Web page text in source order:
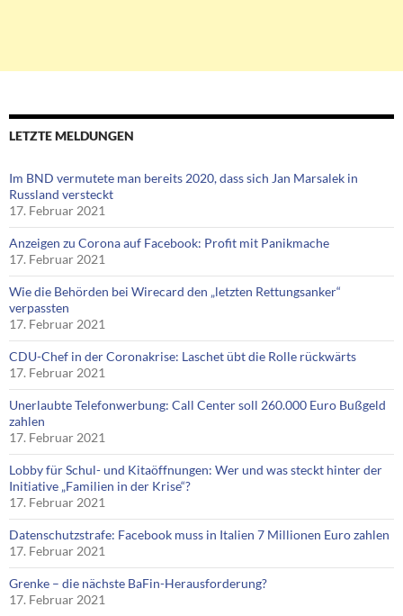
LETZTE MELDUNGEN
Im BND vermutete man bereits 2020, dass sich Jan Marsalek in
Russland versteckt
17. Februar 2021
Anzeigen zu Corona auf Facebook: Profit mit Panikmache
17. Februar 2021
Wie die Behörden bei Wirecard den „letzten Rettungsanker“
verpassten
17. Februar 2021
CDU-Chef in der Coronakrise: Laschet übt die Rolle rückwärts
17. Februar 2021
Unerlaubte Telefonwerbung: Call Center soll 260.000 Euro Bußgeld
zahlen
17. Februar 2021
Lobby für Schul- und Kitaöffnungen: Wer und was steckt hinter der
Initiative „Familien in der Krise“?
17. Februar 2021
Datenschutzstrafe: Facebook muss in Italien 7 Millionen Euro zahlen
17. Februar 2021
Grenke – die nächste BaFin-Herausforderung?
17. Februar 2021